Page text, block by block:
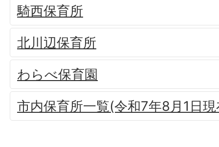
騎西保育所
北川辺保育所
わらべ保育園
市内保育所一覧(令和7年8月1日